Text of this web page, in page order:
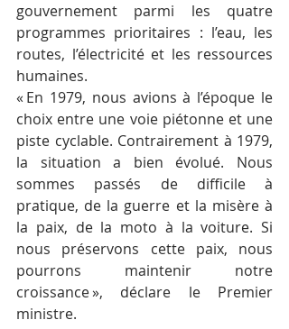
gouvernement parmi les quatre
programmes prioritaires : l’eau, les
routes, l’électricité et les ressources
humaines.
« En 1979, nous avions à l’époque le
choix entre une voie piétonne et une
piste cyclable. Contrairement à 1979,
la situation a bien évolué. Nous
sommes passés de difficile à
pratique, de la guerre et la misère à
la paix, de la moto à la voiture. Si
nous préservons cette paix, nous
pourrons maintenir notre
croissance », déclare le Premier
ministre.